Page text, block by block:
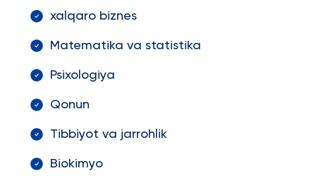
xalqaro biznes
Matematika va statistika
Psixologiya
Qonun
Tibbiyot va jarrohlik
Biokimyo